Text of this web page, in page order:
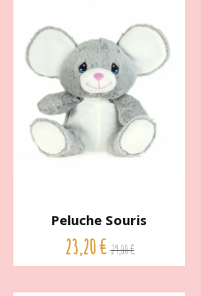
Peluche Souris
Bouillotte...
23,20 € 29,00 €